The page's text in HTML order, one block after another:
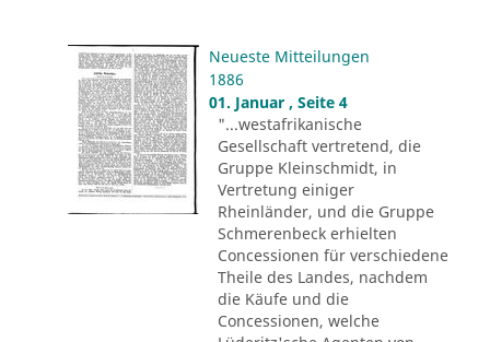
Neueste Mitteilungen
1886
01. Januar , Seite 4
"...westafrikanische
Gesellschaft vertretend, die
Gruppe Kleinschmidt, in
Vertretung einiger
Rheinländer, und die Gruppe
Schmerenbeck erhielten
Concessionen für verschiedene
Theile des Landes, nachdem
die Käufe und die
Concessionen, welche